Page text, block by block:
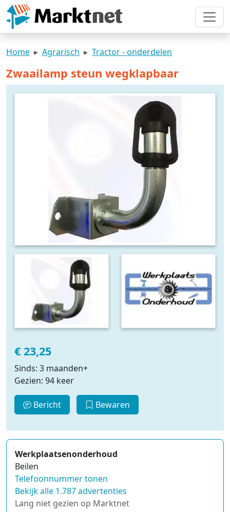
Home Agrarisch Tractor - onderdelen
Zwaailamp steun wegklapbaar
€ 23,25
Sinds: 3 maanden+
Gezien: 94 keer
Bericht Bewaren
Werkplaatsenonderhoud
Beilen
Telefoonnummer tonen
Bekijk alle 1.787 advertenties
Lang niet gezien op Marktnet